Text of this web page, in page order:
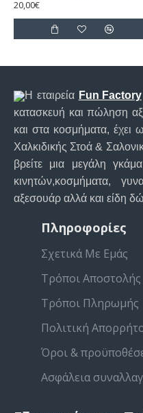
20,00€
Η εταιρεία Fun Factory
κατασκευή και πώληση
και στα κοσμήματα,
Χαλκιδικής Στοά &
βρείτε μια μεγάλη
κινητών,κοσμήματα,
αξεσουάρ αλλά και είδη
Πληροφορίες
Σχετικά Με Εμάς
Τρόποι Αποστολής
Τρόποι Πληρωμής
Πολιτική
Όροι &
Ασφάλεια